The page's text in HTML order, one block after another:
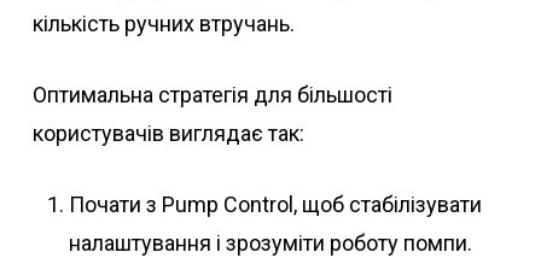
кількість ручних втручань.
Оптимальна стратегія для більшості
користувачів виглядає так:
Почати з Pump Control, щоб стабілізувати
налаштування і зрозуміти роботу помпи.